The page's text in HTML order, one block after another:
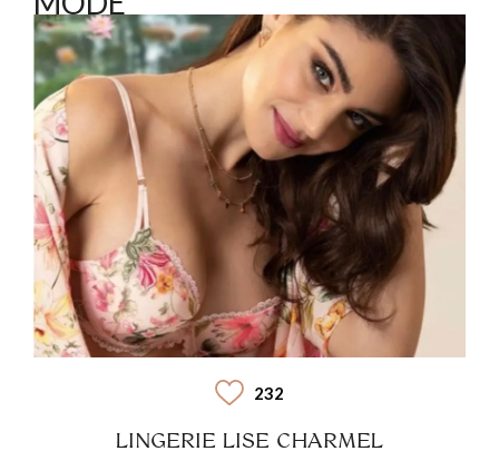
232
LINGERIE LISE CHARMEL